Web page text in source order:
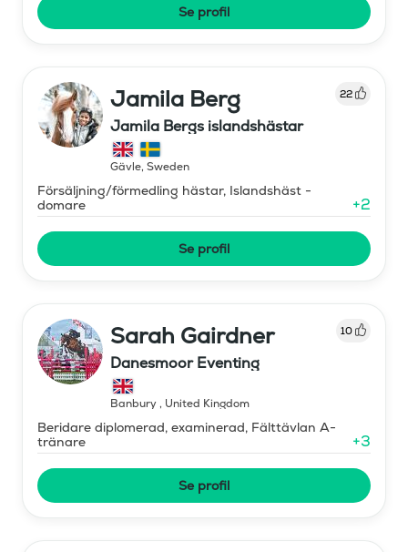
Se profil
Jamila Berg 22
Jamila Bergs islandshästar
Gävle, Sweden
Försäljning/förmedling hästar, Islandshäst -
domare
+2
Se profil
Sarah Gairdner 10
Danesmoor Eventing
Banbury, United Kingdom
Beridare diplomerad, examinerad, Fälttävlan A-
tränare
+3
Se profil